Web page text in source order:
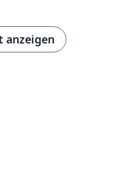
anzeigen